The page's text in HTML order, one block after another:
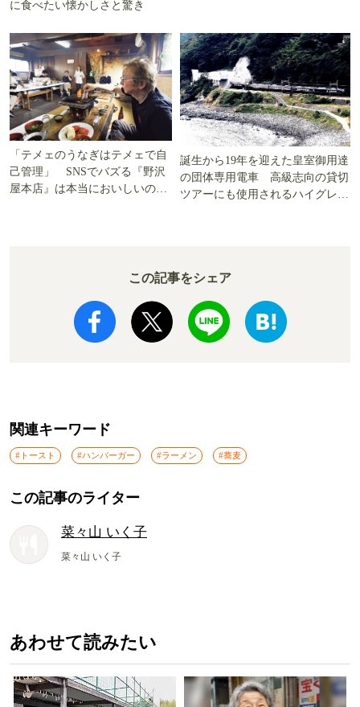
に食べたい懐かしさと驚き
「テメェのうなぎはテメェで自
己管理」 SNSでバズる『野沢
屋本店』は本当においしいの
誕生から19年を迎えた皇室御用達
の団体専用電車 高級志向の貸切
ツアーにも使用されるハイグレー
この記事をシェア
関連キーワード
#トースト #ハンバーガー #ラーメン #蕎麦
この記事のライター
菜々山 いく子
菜々山 いく子
あわせて読みたい